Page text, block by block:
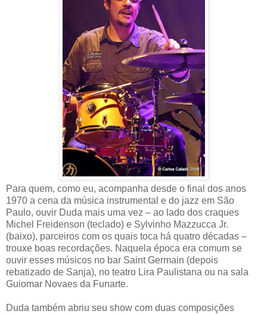
Para quem, como eu, acompanha desde o final dos anos
1970 a cena da música instrumental e do jazz em São
Paulo, ouvir Duda mais uma vez – ao lado dos craques
Michel Freidenson (teclado) e Sylvinho Mazzucca Jr.
(baixo), parceiros com os quais toca há quatro décadas –
trouxe boas recordações. Naquela época era comum se
ouvir esses músicos no bar Saint Germain (depois
rebatizado de Sanja), no teatro Lira Paulistana ou na sala
Guiomar Novaes da Funarte.
Duda também abriu seu show com duas composições